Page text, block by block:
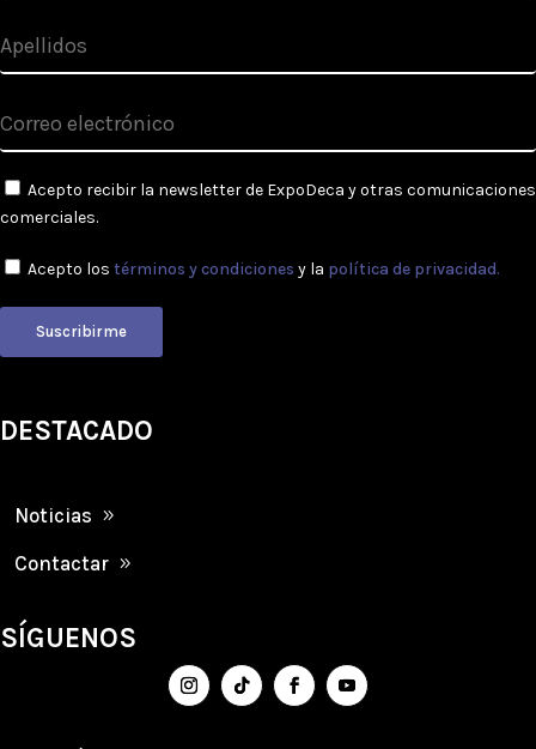
Acepto recibir la newsletter de ExpoDeca y otras comunicaciones
comerciales.
Acepto los términos y condiciones y la política de privacidad.
Suscribirme
DESTACADO
Noticias
Contactar
SÍGUENOS